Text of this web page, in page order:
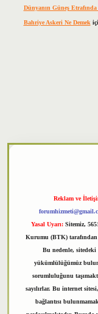
Dünyanın Güneş Etrafında
Bahriye Askeri Ne Demek
Reklam ve
Yasal Uyarı: Sitemiz,
Kurumu (BTK) tarafından
Bu nedenle,
yükümlülüğümüz
sorumluluğunu
sayılırlar. Bu internet
bağlantısı